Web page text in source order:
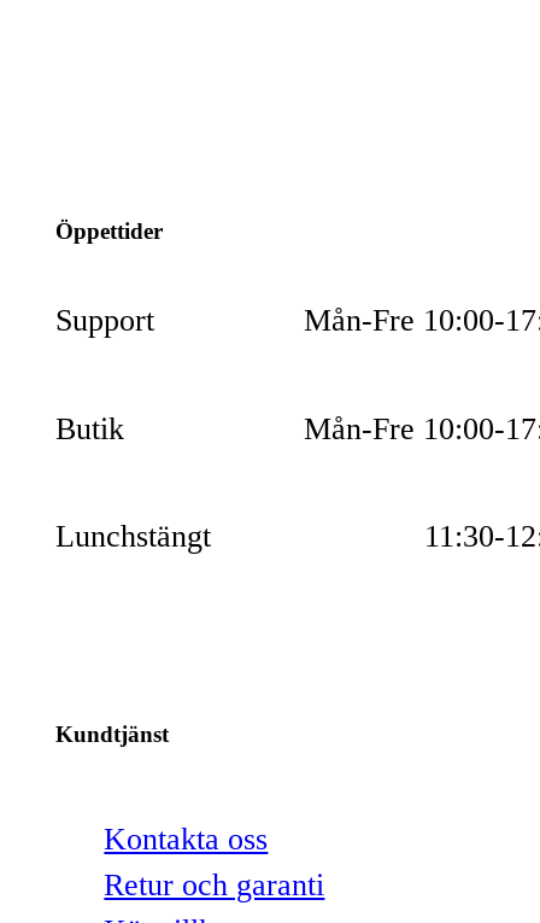
Öppettider
Support Mån-Fre 10:00-
Butik Mån-Fre 10:00-
Lunchstängt 11:30-
Kundtjänst
Kontakta oss
Retur och garanti